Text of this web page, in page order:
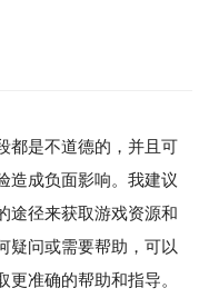
都是不道德的，并且可
造成负面影响。我建议
途径来获取游戏资源和
疑问或需要帮助，可以
准确的帮助和指导。